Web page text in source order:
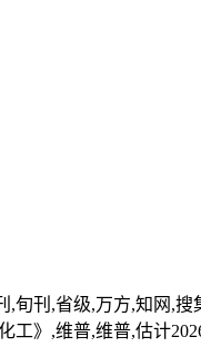
,省级,万方,知网,搜
》,维普,维普,估计